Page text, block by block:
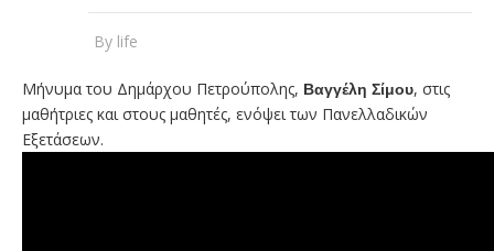
By life
Μήνυμα του Δημάρχου Πετρούπολης, Βαγγέλη Σίμου, στις
μαθήτριες και στους μαθητές, ενόψει των Πανελλαδικών
Εξετάσεων.